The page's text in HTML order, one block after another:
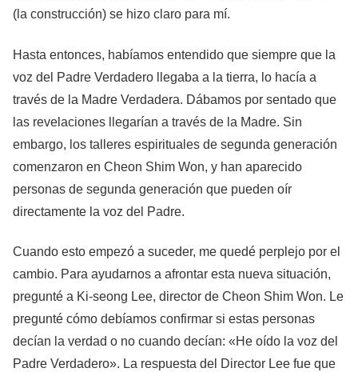
(la construcción) se hizo claro para mí.
Hasta entonces, habíamos entendido que siempre que la
voz del Padre Verdadero llegaba a la tierra, lo hacía a
través de la Madre Verdadera. Dábamos por sentado que
las revelaciones llegarían a través de la Madre. Sin
embargo, los talleres espirituales de segunda generación
comenzaron en Cheon Shim Won, y han aparecido
personas de segunda generación que pueden oír
directamente la voz del Padre.
Cuando esto empezó a suceder, me quedé perplejo por el
cambio. Para ayudarnos a afrontar esta nueva situación,
pregunté a Ki-seong Lee, director de Cheon Shim Won. Le
pregunté cómo debíamos confirmar si estas personas
decían la verdad o no cuando decían: «He oído la voz del
Padre Verdadero». La respuesta del Director Lee fue que